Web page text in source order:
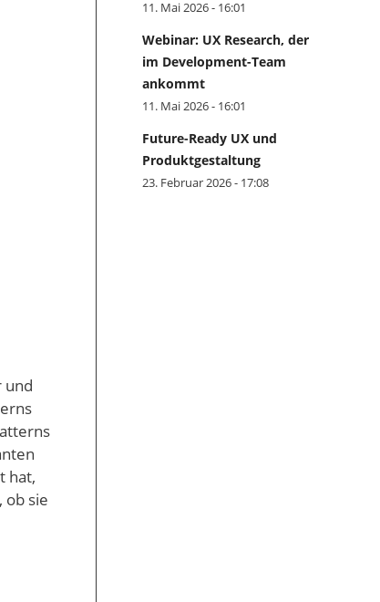
und
hat,
ob sie
11. Mai 2026 - 16:01
Webinar: UX Research, der
im Development-Team
ankommt
11. Mai 2026 - 16:01
Future-Ready UX und
Produktgestaltung
23. Februar 2026 - 17:08